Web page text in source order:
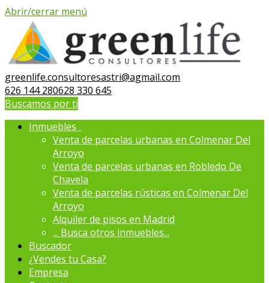
Abrir/cerrar menú
greenlife.consultoresastri@agmail.com
626 144 280628 330 645
Buscamos por ti
Inmuebles
Venta de parcelas urbanas en Colmenar Del
Arroyo
Venta de parcelas urbanas en Robledo De
Chavela
Venta de parcelas rústicas en Colmenar Del
Arroyo
Alquiler de pisos en Madrid
... Busca otros inmuebles...
Buscador
¿Vendes tu Casa?
Empresa